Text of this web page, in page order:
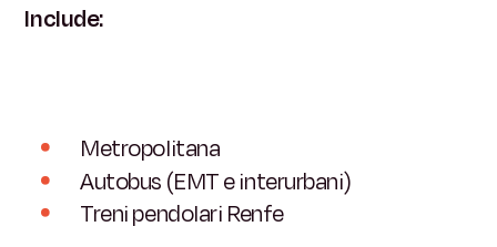
Include:
Metropolitana
Autobus (EMT e interurbani)
Treni pendolari Renfe